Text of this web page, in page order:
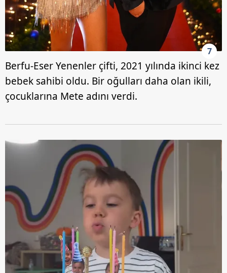
7
Berfu-Eser Yenenler çifti, 2021 yılında ikinci kez
bebek sahibi oldu. Bir oğulları daha olan ikili,
çocuklarına Mete adını verdi.